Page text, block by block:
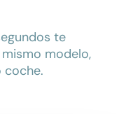
te
modelo,
coche.